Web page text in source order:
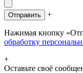
Отправить +
Нажимая кнопку
обработку
+
Оставьте своё